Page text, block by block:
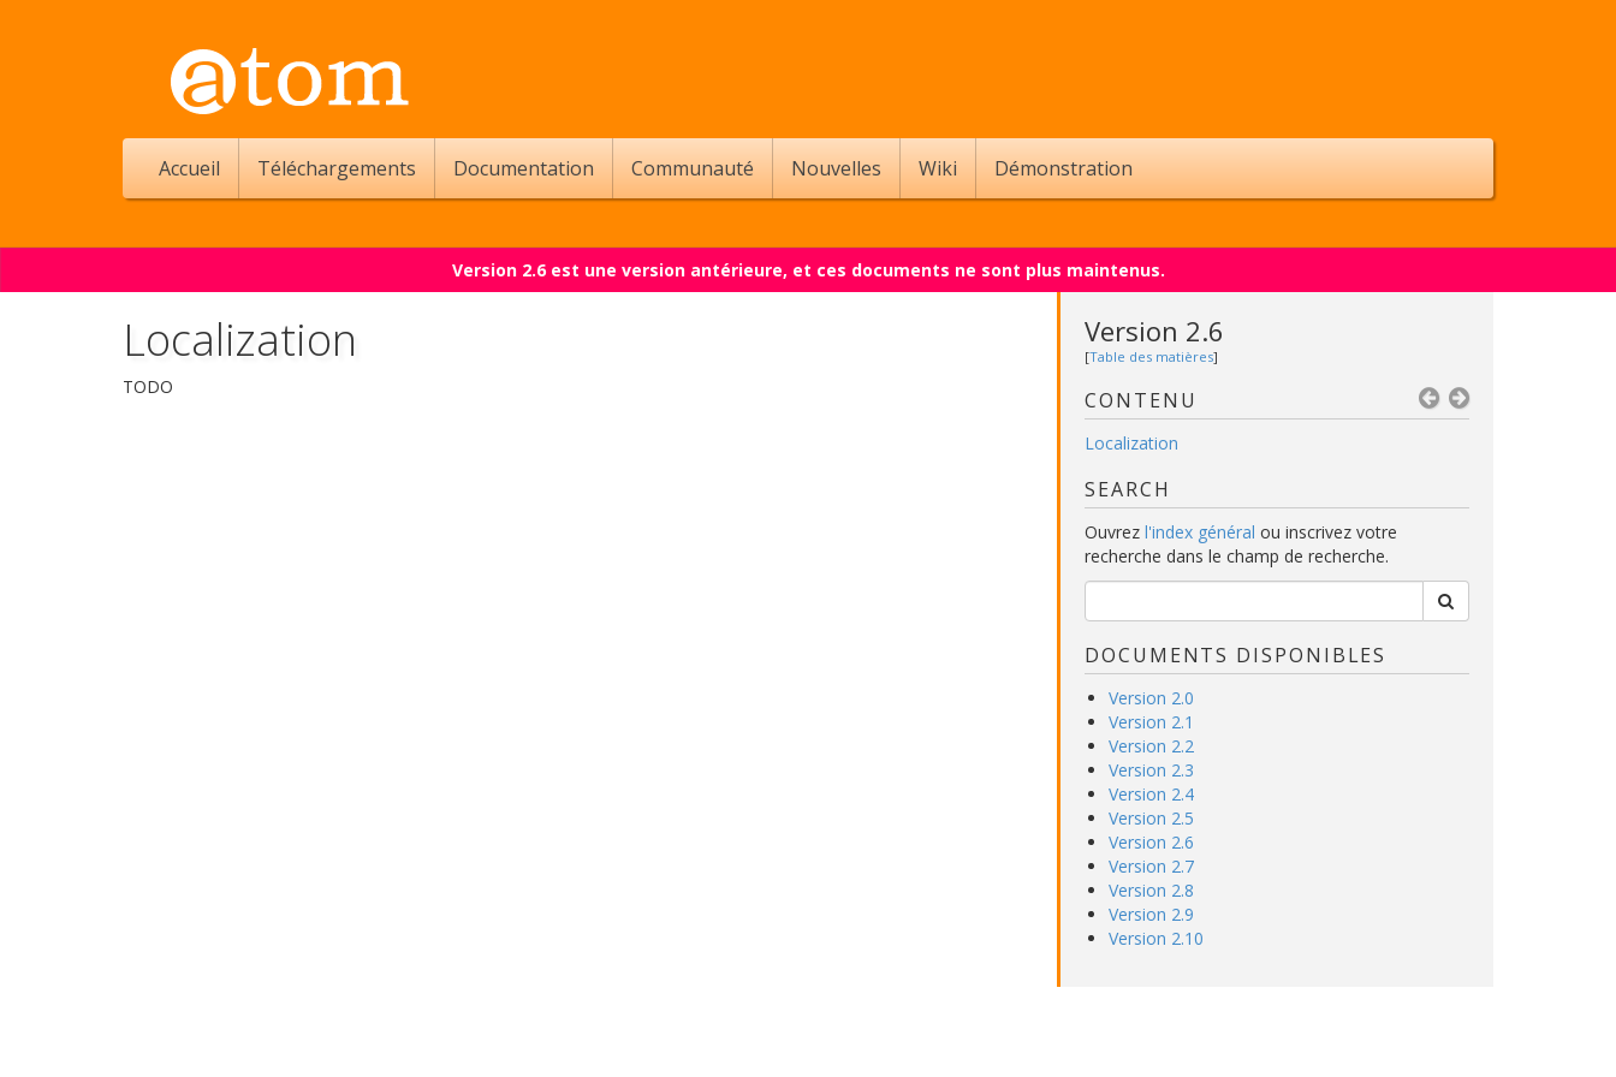
Accueil Téléchargements Documentation Communauté Nouvelles Wiki Démonstration
Version 2.6 est une version antérieure, et ces documents ne sont plus maintenus.
Localization
TODO
Version 2.6
[Table des matières]
CONTENU
Localization
SEARCH
Ouvrez l'index général ou inscrivez votre
recherche dans le champ de recherche.
DOCUMENTS DISPONIBLES
Version 2.0
Version 2.1
Version 2.2
Version 2.3
Version 2.4
Version 2.5
Version 2.6
Version 2.7
Version 2.8
Version 2.9
Version 2.10